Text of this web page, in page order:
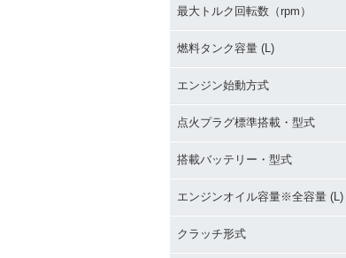
最大トルク回転数（rpm）
燃料タンク容量 (L)
エンジン始動方式
点火プラグ標準搭載・型式
搭載バッテリー・型式
エンジンオイル容量※全容量 (L)
クラッチ形式